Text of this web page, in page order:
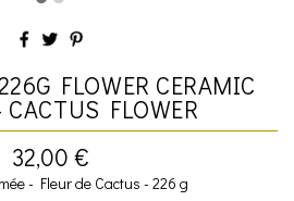
FLOWER CERAMIC
CACTUS FLOWER
32,00 €
- Fleur de Cactus - 226 g